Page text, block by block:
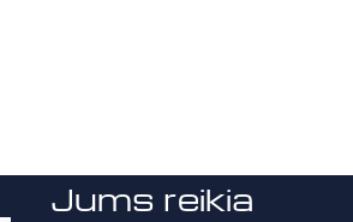
Jums reikia